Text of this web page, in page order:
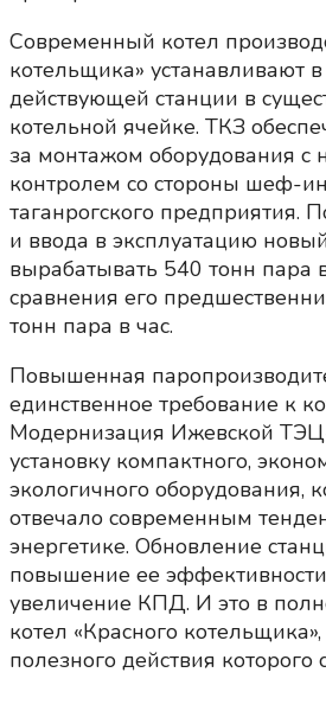
Современный котел
котельщика» устанавливают
действующей станции в
котельной ячейке. ТКЗ
за монтажом оборудования с
контролем со стороны шеф-
таганрогского предприятия.
и ввода в эксплуатацию
вырабатывать 540 тонн пара
сравнения его
тонн пара в час.
Повышенная
единственное требование к
Модернизация Ижевской
установку компактного,
экологичного оборудования,
отвечало современным
энергетике. Обновление
повышение ее
увеличение КПД. И это в
котел «Красного
полезного действия